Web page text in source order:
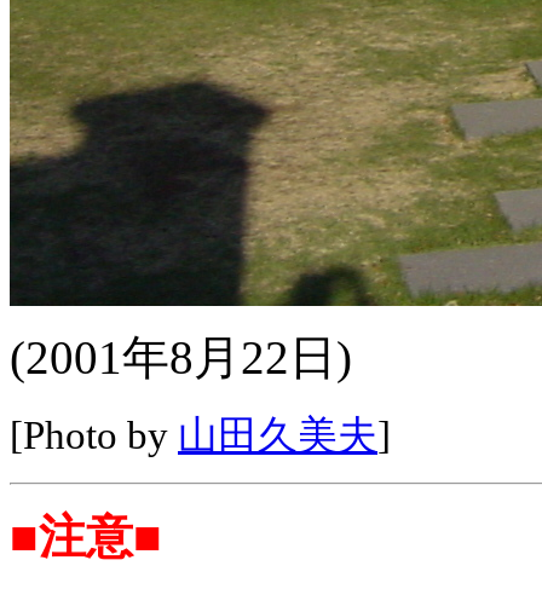
(2001年8月22日)
[Photo by 山田久美夫]
■注意■